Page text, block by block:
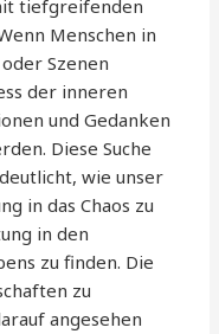
tiefgreifenden
Menschen in
Szenen
der inneren
und Gedanken
Diese Suche
wie unser
in das Chaos zu
in den
zu finden. Die
zu
angesehen